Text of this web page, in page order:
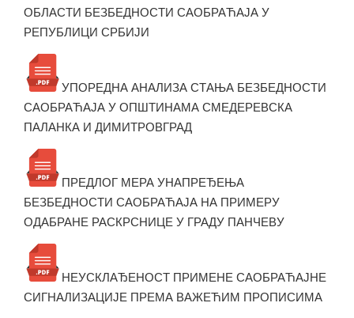
ОБЛАСТИ БЕЗБЕДНОСТИ САОБРАЋАЈА У
РЕПУБЛИЦИ СРБИЈИ
УПОРЕДНА АНАЛИЗА СТАЊА БЕЗБЕДНОСТИ
САОБРАЋАЈА У ОПШТИНАМА СМЕДЕРЕВСКА
ПАЛАНКА И ДИМИТРОВГРАД
ПРЕДЛОГ МЕРА УНАПРЕЂЕЊА
БЕЗБЕДНОСТИ САОБРАЋАЈА НА ПРИМЕРУ
ОДАБРАНЕ РАСКРСНИЦЕ У ГРАДУ ПАНЧЕВУ
НЕУСКЛАЂЕНОСТ ПРИМЕНЕ САОБРАЋАЈНЕ
СИГНАЛИЗАЦИЈЕ ПРЕМА ВАЖЕЋИМ ПРОПИСИМА